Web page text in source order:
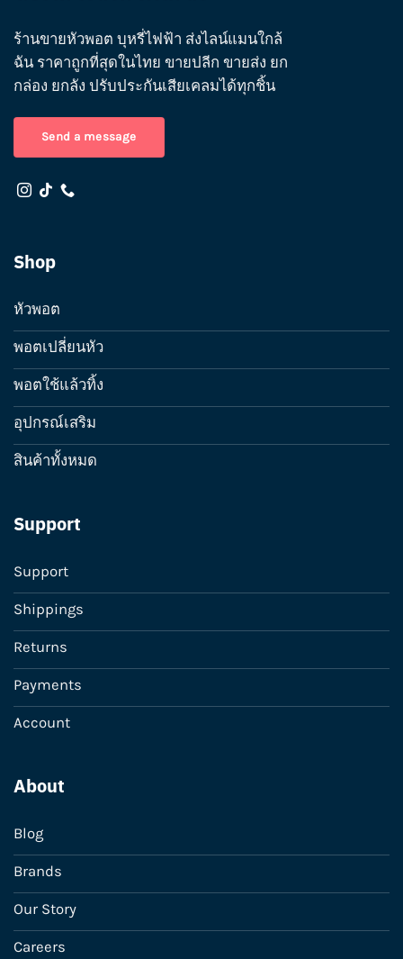
ร้านขายหัวพอต บุหรี่ไฟฟ้า ส่งไลน์แมนใกล้
ฉัน ราคาถูกที่สุดในไทย ขายปลีก ขายส่ง ยก
กล่อง ยกลัง ปรับประกันเสียเคลมได้ทุกชิ้น
Send a message
Shop
หัวพอต
พอตเปลี่ยนหัว
พอตใช้แล้วทิ้ง
อุปกรณ์เสริม
สินค้าทั้งหมด
Support
Support
Shippings
Returns
Payments
Account
About
Blog
Brands
Our Story
Careers